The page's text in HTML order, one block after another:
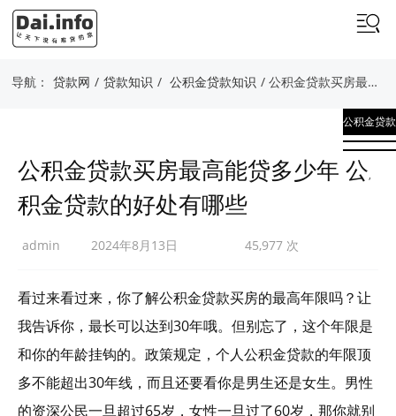
导航： 贷款网 / 贷款知识 / 公积金贷款知识 / 公积金贷款买房最高能贷多少年 公积金贷款的好处有哪些
公积金贷款
知识
,
公积金贷款买房最高能贷多少年 公
积金贷款的好处有哪些
admin 2024年8月13日 45,977 次
看过来看过来，你了解公积金贷款买房的最高年限吗？让
我告诉你，最长可以达到30年哦。但别忘了，这个年限是
和你的年龄挂钩的。政策规定，个人公积金贷款的年限顶
多不能超出30年线，而且还要看你是男生还是女生。男性
的资深公民一旦超过65岁，女性一旦过了60岁，那你就别